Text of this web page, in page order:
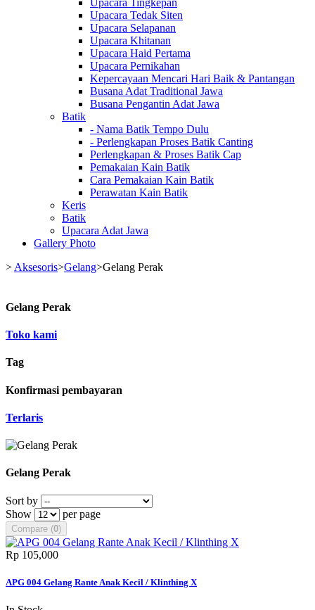
Upacara Tedak Siten
Upacara Selapanan
Upacara Khitanan
Upacara Haid Pertama
Upacara Pernikahan
Kepercayaan Mencari Hari Baik & Pantangan
Busana Adat Traditional Jawa
Busana Pengantin Adat Jawa
Batik
- Nama Batik Tempo Dulu
- Perlengkapan Proses Batik Canting
Perlengkapan & Proses Batik Cap
Pemakaian Kain Batik
Cara Pemakaian Kain Batik
Perawatan Kain Batik
Keris
Batik
Upacara Adat Jawa
Gallery Photo
> Aksesoris>Gelang>Gelang Perak
Gelang Perak
Toko kami
Tag
Konfirmasi pembayaran
Terlaris
Gelang Perak
Sort by
Show
per page
Compare (0)
Rp‎ 105,000
APG 004 Gelang Rante Anak Kecil / Klinthing X